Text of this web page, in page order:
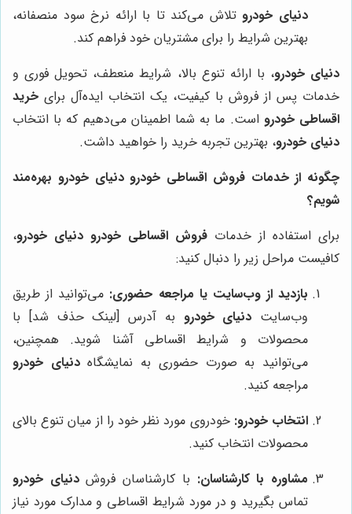
دنیای خودروتلاش می‌کند تا با ارائه نرخ سود منصفانه،
بهترین شرایط را برای مشتریان خود فراهم کند.
دنیای خودرو، با ارائه تنوع بالا، شرایط منعطف، تحویل فوری و
خدمات پس از فروش با کیفیت، یک انتخاب ایده‌آل برای خرید
اقساطی خودرو است. ما به شما اطمینان می‌دهیم که با انتخاب
دنیای خودرو، بهترین تجربه خرید را خواهید داشت.
چگونه از خدمات فروش اقساطی خودرو دنیای خودرو بهره‌مند
شویم؟
برای استفاده از خدمات فروش اقساطی خودرو دنیای خودرو،
کافیست مراحل زیر را دنبال کنید:
بازدید از وب‌سایت یا مراجعه حضوری: می‌توانید از طریق
وب‌سایت دنیای خودرو به آدرس [لینک حذف شد] با
محصولات و شرایط اقساطی آشنا شوید. همچنین،
می‌توانید به صورت حضوری به نمایشگاهدنیای خودرو
مراجعه کنید.
انتخاب خودرو: خودروی مورد نظر خود را از میان تنوع بالای
محصولات انتخاب کنید.
مشاوره با کارشناسان: با کارشناسان فروشدنیای خودرو
تماس بگیرید و در مورد شرایط اقساطی و مدارک مورد نیاز